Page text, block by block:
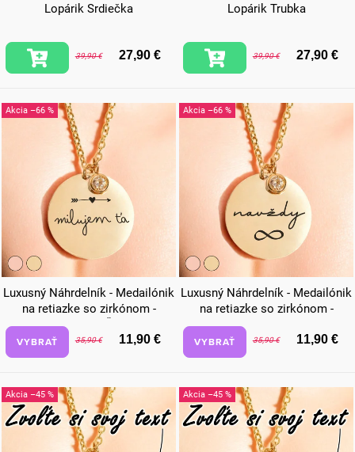
Lopárik Srdiečka
39,90 € 27,90 €
Lopárik Trubka
39,90 € 27,90 €
–66 %
Luxusný Náhrdelník - Medailónik
na retiazke so zirkónom -
Milujem Ťa
35,90 € 11,90 €
VYBRAŤ
–66 %
Luxusný Náhrdelník - Medailónik
na retiazke so zirkónom -
35,90 € 11,90 €
VYBRAŤ
–45 % –45 %